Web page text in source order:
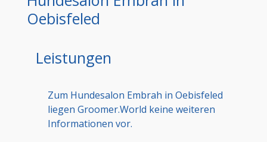
Oebisfeled
Leistungen
Zum Hundesalon Embrah in Oebisfeled
liegen Groomer.World keine weiteren
Informationen vor.